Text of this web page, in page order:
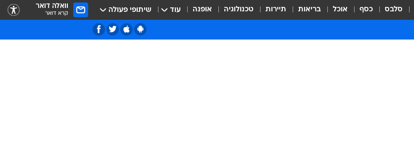
סלבס כסף אוכל בריאות תיירות טכנולוגיה אופנה עוד שיתופי פעולה וואלה דואר
קרא דואר